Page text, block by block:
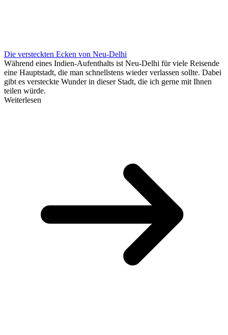
Die versteckten Ecken von Neu-Delhi
Während eines Indien-Aufenthalts ist Neu-Delhi für viele Reisende
eine Hauptstadt, die man schnellstens wieder verlassen sollte. Dabei
gibt es versteckte Wunder in dieser Stadt, die ich gerne mit Ihnen
teilen würde.
Weiterlesen